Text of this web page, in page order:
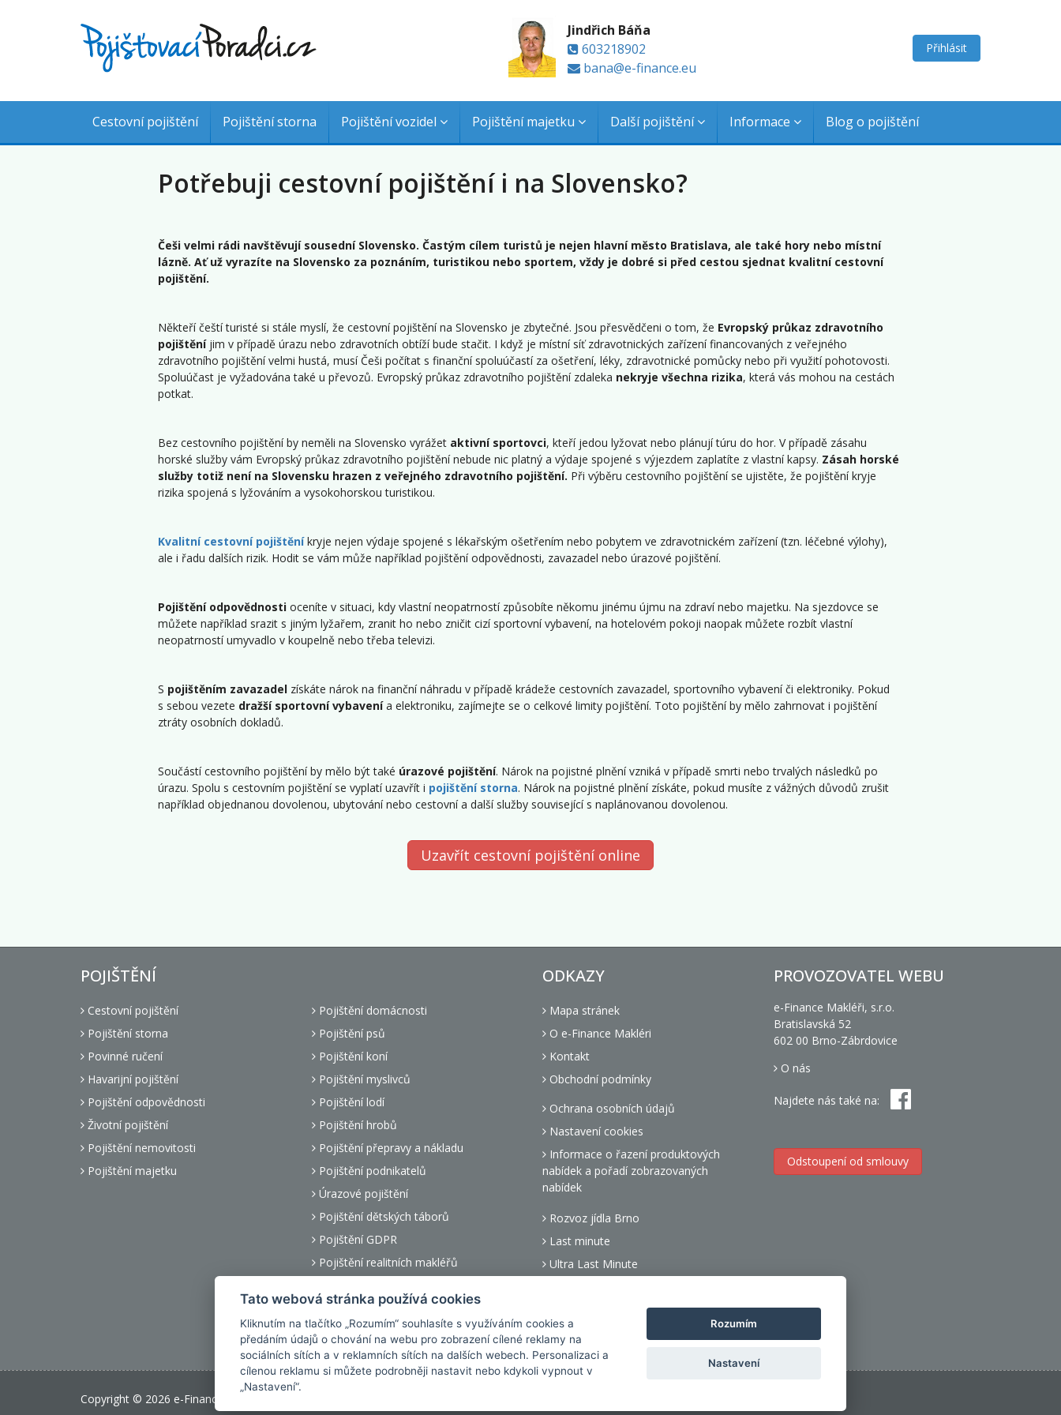
Jindřich Báňa
603218902
bana@e-finance.eu
Přihlásit
Cestovní pojištění Pojištění storna Pojištění vozidel Pojištění majetku Další pojištění Informace Blog o pojištění
Potřebuji cestovní pojištění i na Slovensko?
Češi velmi rádi navštěvují sousední Slovensko. Častým cílem turistů je nejen hlavní město Bratislava, ale také hory nebo místní
lázně. Ať už vyrazíte na Slovensko za poznáním, turistikou nebo sportem, vždy je dobré si před cestou sjednat kvalitní cestovní
pojištění.
Někteří čeští turisté si stále myslí, že cestovní pojištění na Slovensko je zbytečné. Jsou přesvědčeni o tom, že Evropský průkaz zdravotního
pojištěníjim v případě úrazu nebo zdravotních obtíží bude stačit. I když je místní síť zdravotnických zařízení financovaných z veřejného
zdravotního pojištění velmi hustá, musí Češi počítat s finanční spoluúčastí za ošetření, léky, zdravotnické pomůcky nebo při využití pohotovosti.
Spoluúčast je vyžadována také u převozů. Evropský průkaz zdravotního pojištění zdaleka nekryje všechna rizika, která vás mohou na cestách
potkat.
Bez cestovního pojištění by neměli na Slovensko vyrážet aktivní sportovci, kteří jedou lyžovat nebo plánují túru do hor. V případě zásahu
horské služby vám Evropský průkaz zdravotního pojištění nebude nic platný a výdaje spojené s výjezdem zaplatíte z vlastní kapsy. Zásah horské
služby totiž není na Slovensku hrazen z veřejného zdravotního pojištění. Při výběru cestovního pojištění se ujistěte, že pojištění kryje
rizika spojená s lyžováním a vysokohorskou turistikou.
Kvalitní cestovní pojištěníkryje nejen výdaje spojené s lékařským ošetřením nebo pobytem ve zdravotnickém zařízení (tzn. léčebné výlohy),
ale i řadu dalších rizik. Hodit se vám může například pojištění odpovědnosti, zavazadel nebo úrazové pojištění.
Pojištění odpovědnostioceníte v situaci, kdy vlastní neopatrností způsobíte někomu jinému újmu na zdraví nebo majetku. Na sjezdovce se
můžete například srazit s jiným lyžařem, zranit ho nebo zničit cizí sportovní vybavení, na hotelovém pokoji naopak můžete rozbít vlastní
neopatrností umyvadlo v koupelně nebo třeba televizi.
S pojištěním zavazadelzískáte nárok na finanční náhradu v případě krádeže cestovních zavazadel, sportovního vybavení či elektroniky. Pokud
s sebou vezete dražší sportovní vybavenía elektroniku, zajímejte se o celkové limity pojištění. Toto pojištění by mělo zahrnovat i pojištění
ztráty osobních dokladů.
Součástí cestovního pojištění by mělo být také úrazové pojištění. Nárok na pojistné plnění vzniká v případě smrti nebo trvalých následků po
úrazu. Spolu s cestovním pojištění se vyplatí uzavřít i pojištění storna. Nárok na pojistné plnění získáte, pokud musíte z vážných důvodů zrušit
například objednanou dovolenou, ubytování nebo cestovní a další služby související s naplánovanou dovolenou.
Uzavřít cestovní pojištění online
POJIŠTĚNÍ
Cestovní pojištění
Pojištění storna
Povinné ručení
Havarijní pojištění
Pojištění odpovědnosti
Životní pojištění
Pojištění nemovitosti
Pojištění majetku
Pojištění domácnosti
Pojištění psů
Pojištění koní
Pojištění myslivců
Pojištění lodí
Pojištění hrobů
Pojištění přepravy a nákladu
Pojištění podnikatelů
Úrazové pojištění
Pojištění dětských táborů
Pojištění GDPR
Pojištění realitních makléřů
Pojištění pohledávek
Pojištění asistenčních služeb
ODKAZY
Mapa stránek
O e-Finance Makléri
Kontakt
Obchodní podmínky
Ochrana osobních údajů
Nastavení cookies
Informace o řazení produktových
nabídek a pořadí zobrazovaných
nabídek
Rozvoz jídla Brno
Last minute
Ultra Last Minute
PROVOZOVATEL WEBU
e-Finance Makléři, s.r.o.
Bratislavská 52
602 00 Brno-Zábrdovice
O nás
Najdete nás také na:
Odstoupení od smlouvy
Copyright © 2026 e-Finance Makléři, s.r.o.
Tato webová stránka používá cookies
Kliknutím na tlačítko „Rozumím“ souhlasíte s využíváním cookies a
předáním údajů o chování na webu pro zobrazení cílené reklamy na
sociálních sítích a v reklamních sítích na dalších webech. Personalizaci a
cílenou reklamu si můžete podrobněji nastavit nebo kdykoli vypnout v
„Nastavení“.
Rozumím
Nastavení